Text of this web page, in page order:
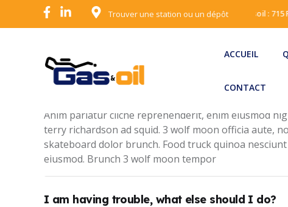
Trouver une station ou un dépôt Gasoil :
ACCUEIL
CONTACT
Where do I find my Office product key?
Anim pariatur cliche reprehenderit, enim eiusmod
terry richardson ad squid. 3 wolf moon officia aute,
skateboard dolor brunch. Food truck quinoa
eiusmod. Brunch 3 wolf moon tempor
I am having trouble, what else should I do?